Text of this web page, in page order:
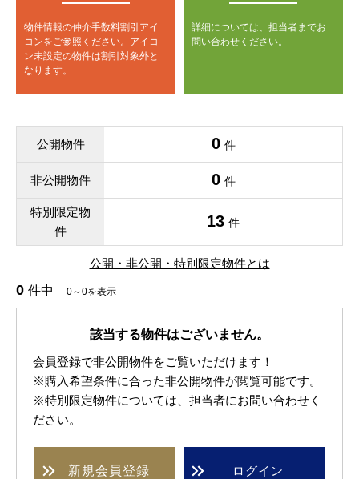
物件情報の仲介手数料割引アイ
コンをご参照ください。 アイコ
ン未設定の物件は割引対象外と
なります。
詳細については、担当者までお
問い合わせください。
公開物件 0 件
非公開物件 0 件
特別限定物
件
13 件
公開・非公開・特別限定物件とは
0 件中 0～0を表示
該当する物件はございません。
会員登録で非公開物件をご覧いただけます！
※購入希望条件に合った非公開物件が閲覧可能です。
※特別限定物件については、担当者にお問い合わせく
ださい。
新規会員登録 ログイン